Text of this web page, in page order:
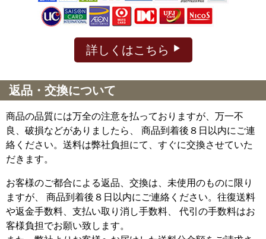
詳しくはこちら
返品・交換について
商品の品質には万全の注意を払っておりますが、万一不
良、破損などがありましたら、 商品到着後８日以内にご連
絡ください。送料は弊社負担にて、すぐに交換させていた
だきます。
お客様のご都合による返品、交換は、未使用のものに限り
ますが、
商品到着後８日以内にご連絡ください。往復送料
や返金手数料、支払い取り消し手数料、 代引の手数料はお
客様負担でお願い致します。